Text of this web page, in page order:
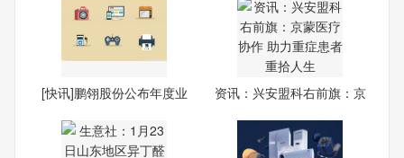
[快讯]鹏翎股份公布年度业
资讯：兴安盟科右前旗：京